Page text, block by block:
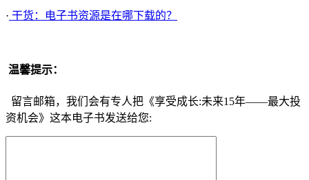
· 干货：电子书资源是在哪下载的？
温馨提示：
留言邮箱，我们会有专人把《享受成长:未来15年——最大投
资机会》这本电子书发送给您: